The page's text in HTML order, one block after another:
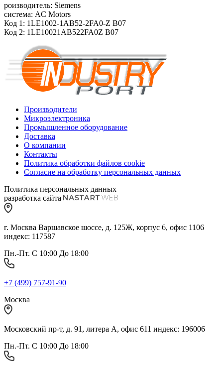
роизводитель: Siemens
система: AC Motors
Код 1: 1LE1002-1AB52-2FA0-Z B07
Код 2: 1LE10021AB522FA0Z B07
Производители
Микроэлектроника
Промышленное оборудование
Доставка
О компании
Контакты
Политика обработки файлов cookie
Согласие на обработку персональных данных
Политика персональных данных
разработка сайта
г. Москва Варшавское шоссе, д. 125Ж, корпус 6, офис 1106
индекс: 117587
Пн.-Пт. С 10:00 До 18:00
+7 (499) 757-91-90
Москва
Московский пр-т, д. 91, литера А, офис 611 индекс: 196006
Пн.-Пт. С 10:00 До 18:00